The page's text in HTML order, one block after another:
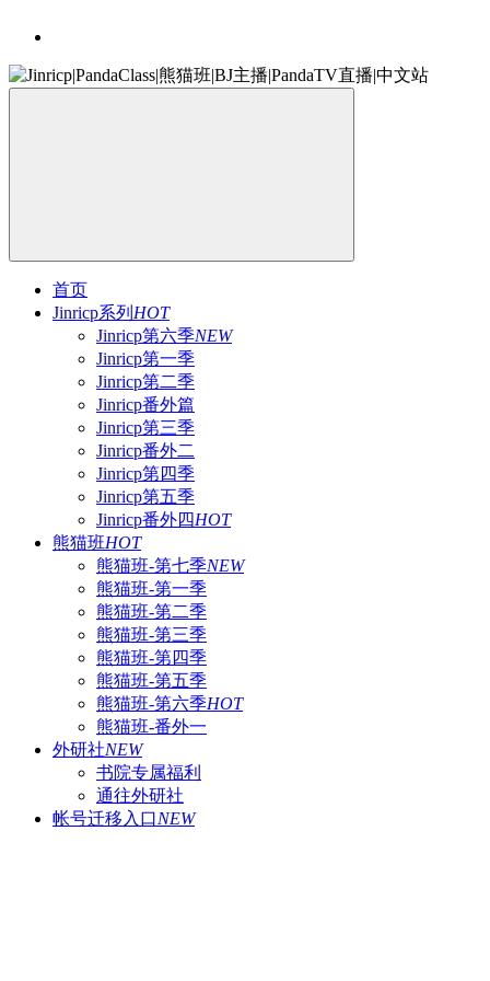
首页
Jinricp系列 HOT
Jinricp第六季NEW
Jinricp第一季
Jinricp第二季
Jinricp番外篇
Jinricp第三季
Jinricp番外二
Jinricp第四季
Jinricp第五季
Jinricp番外四HOT
熊猫班HOT
熊猫班-第七季NEW
熊猫班-第一季
熊猫班-第二季
熊猫班-第三季
熊猫班-第四季
熊猫班-第五季
熊猫班-第六季HOT
熊猫班-番外一
外研社NEW
书院专属福利
通往外研社
帐号迁移入口NEW